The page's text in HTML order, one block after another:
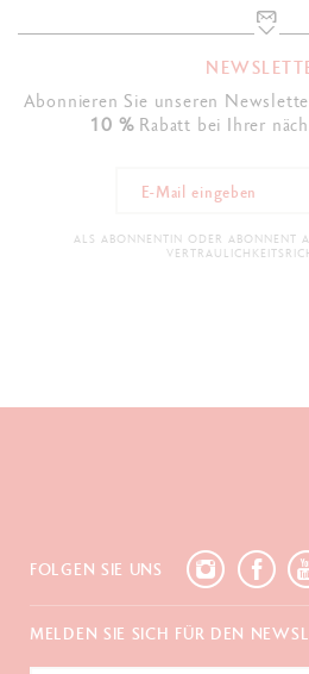
Abonnieren Sie unseren
10 %Rabatt bei Ihrer
ALS ABONNENTIN ODER ABONNENT
FOLGEN SIE UNS
MELDEN SIE SICH FÜR DEN